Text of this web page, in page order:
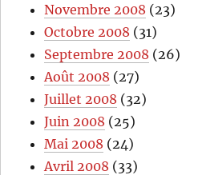
Novembre 2008 (23)
Octobre 2008 (31)
Septembre 2008 (26)
Août 2008 (27)
Juillet 2008 (32)
Juin 2008 (25)
Mai 2008 (24)
Avril 2008 (33)